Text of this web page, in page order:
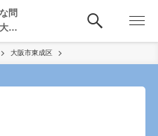
問
べ
大阪市東成区